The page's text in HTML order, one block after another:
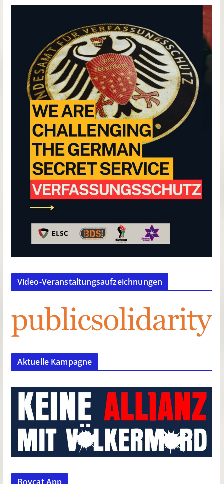
Video-Veranstaltungsaufzeichnungen
Aktuelle Kampagne